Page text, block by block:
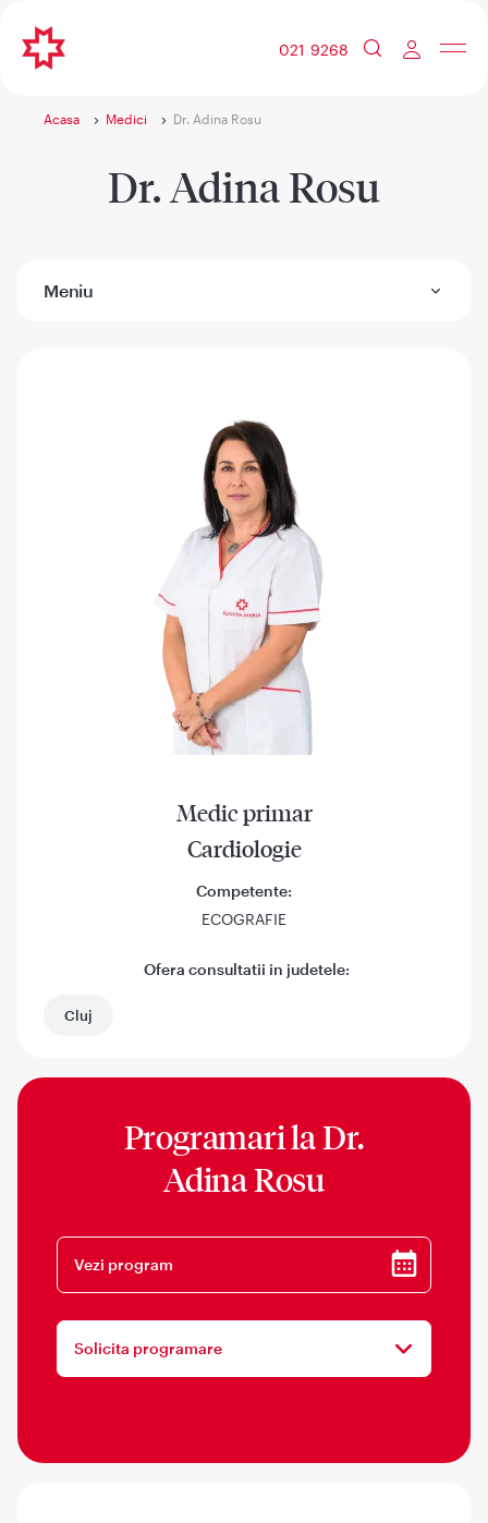
021 9268
Acasa Medici Dr. Adina Rosu
Dr. Adina Rosu
Meniu
Medic primar
Cardiologie
Competente:
ECOGRAFIE
Ofera consultatii in judetele:
Cluj
Programari laDr.
Adina Rosu
Vezi program
Solicita programare